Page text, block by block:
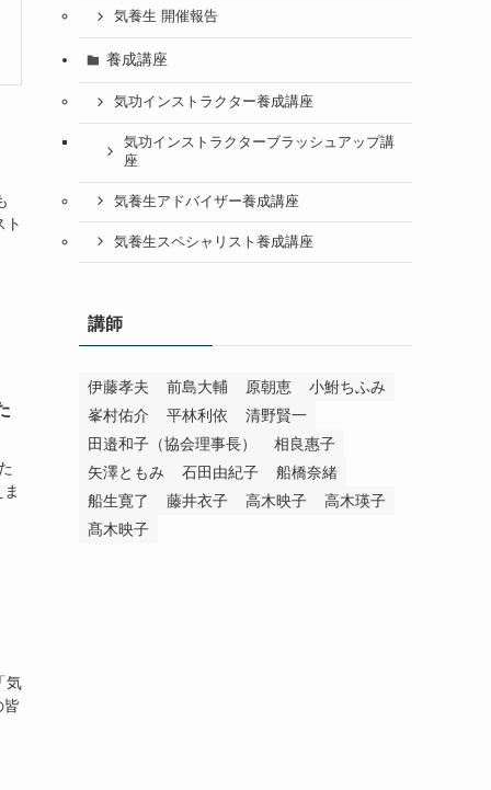
ト
気
皆
気養生 開催報告
養成講座
気功インストラクター養成講座
気功インストラクターブラッシュアップ講
座
気養生アドバイザー養成講座
気養生スペシャリスト養成講座
講師
伊藤孝夫 前島大輔 原朝恵
小鮒ちふみ
峯村佑介
平林利依
清野賢一
田邉和子（協会理事長）
相良惠子
矢澤ともみ
石田由紀子
船橋奈緒
船生寛了
藤井衣子 高木映子
高木瑛子
髙木映子